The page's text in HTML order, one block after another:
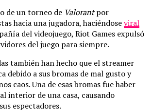
de un torneo de Valorantpor
hacia una jugadora, haciéndoseviral
del videojuego, Riot Games expulsó
del juego para siempre.
también han hecho que el streamer
debido a sus bromas de mal gusto y
caos. Una de esas bromas fue haber
interior de una casa, causando
espectadores.